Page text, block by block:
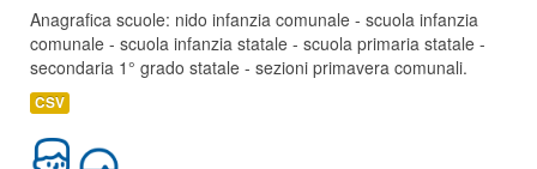
Anagrafica scuole: nido infanzia comunale - scuola infanzia
comunale - scuola infanzia statale - scuola primaria statale -
secondaria 1° grado statale - sezioni primavera comunali.
CSV